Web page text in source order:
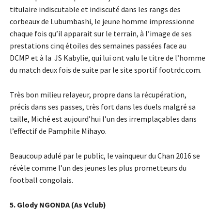
titulaire indiscutable et indiscuté dans les rangs des
corbeaux de Lubumbashi, le jeune homme impressionne
chaque fois qu’il apparait sur le terrain, à l’image de ses
prestations cinq étoiles des semaines passées face au
DCMP et à la JS Kabylie, qui lui ont valu le titre de l’homme
du match deux fois de suite par le site sportif footrdc.com.
Très bon milieu relayeur, propre dans la récupération,
précis dans ses passes, très fort dans les duels malgré sa
taille, Miché est aujourd’hui l’un des irremplaçables dans
l’effectif de Pamphile Mihayo.
Beaucoup adulé par le public, le vainqueur du Chan 2016 se
révèle comme l’un des jeunes les plus prometteurs du
football congolais.
5. Glody NGONDA (As Vclub)